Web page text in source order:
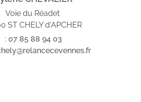
Voie du Réadet
ST CHELY d'APCHER
: 07 85 88 94 03